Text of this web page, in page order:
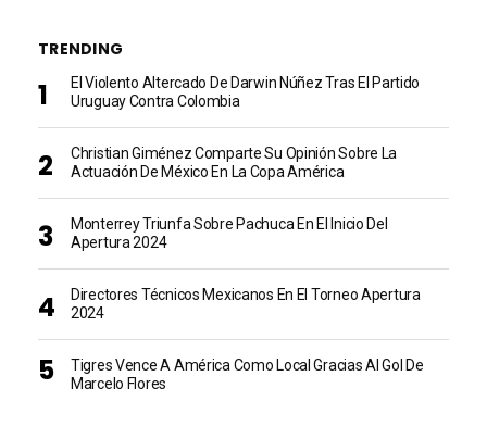
TRENDING
El Violento Altercado De Darwin Núñez Tras El Partido
Uruguay Contra Colombia
Christian Giménez Comparte Su Opinión Sobre La
Actuación De México En La Copa América
Monterrey Triunfa Sobre Pachuca En El Inicio Del
Apertura 2024
Directores Técnicos Mexicanos En El Torneo Apertura
2024
Tigres Vence A América Como Local Gracias Al Gol De
Marcelo Flores